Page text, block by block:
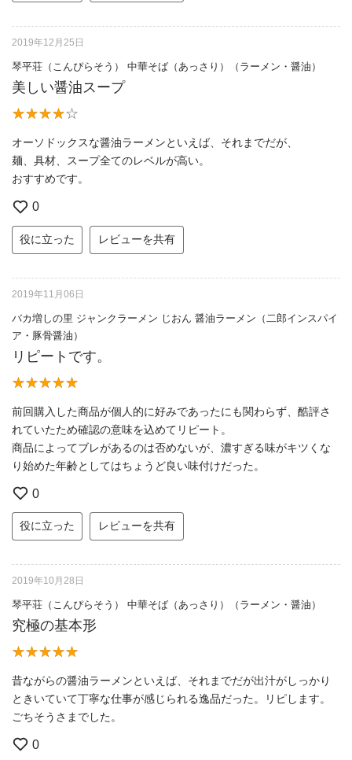
2019年12月25日
琴平荘（こんぴらそう） 中華そば（あっさり）（ラーメン・醤油）
美しい醤油スープ
オーソドックスな醤油ラーメンといえば、それまでだが、
麺、具材、スープ全てのレベルが高い。
おすすめです。
0
役に立った レビューを共有
2019年11月06日
バカ増しの里 ジャンクラーメン じおん 醤油ラーメン（二郎インスパイ
ア・豚骨醤油）
リピートです。
前回購入した商品が個人的に好みであったにも関わらず、酷評さ
れていたため確認の意味を込めてリピート。
商品によってブレがあるのは否めないが、濃すぎる味がキツくな
り始めた年齢としてはちょうど良い味付けだった。
0
役に立った レビューを共有
2019年10月28日
琴平荘（こんぴらそう） 中華そば（あっさり）（ラーメン・醤油）
究極の基本形
昔ながらの醤油ラーメンといえば、それまでだが出汁がしっかり
ときいていて丁寧な仕事が感じられる逸品だった。リピします。
ごちそうさまでした。
0